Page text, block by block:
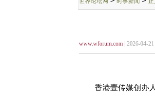
www.wforum.com | 2026-04-
香港壹传媒创办人